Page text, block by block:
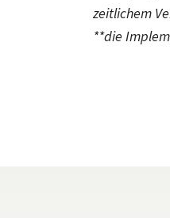
zeitlichem
**die